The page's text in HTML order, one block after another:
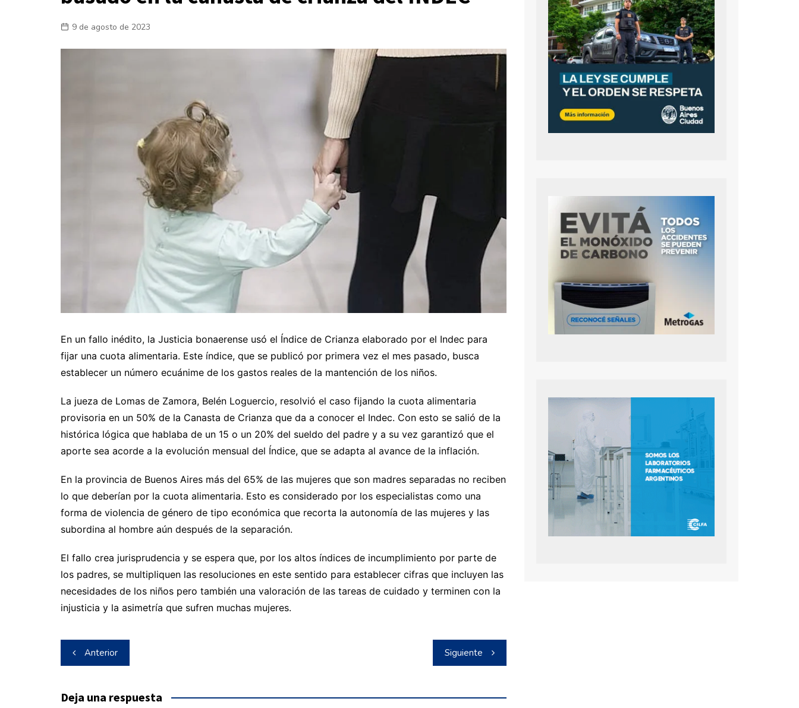
9 de agosto de 2023
En un fallo inédito, la Justicia bonaerense usó el Índice de Crianza elaborado por el Indec para
fijar una cuota alimentaria. Este índice, que se publicó por primera vez el mes pasado, busca
establecer un número ecuánime de los gastos reales de la mantención de los niños.
La jueza de Lomas de Zamora, Belén Loguercio, resolvió el caso fijando la cuota alimentaria
provisoria en un 50% de la Canasta de Crianza que da a conocer el Indec. Con esto se salió de la
histórica lógica que hablaba de un 15 o un 20% del sueldo del padre y a su vez garantizó que el
aporte sea acorde a la evolución mensual del Índice, que se adapta al avance de la inflación.
En la provincia de Buenos Aires más del 65% de las mujeres que son madres separadas no reciben
lo que deberían por la cuota alimentaria. Esto es considerado por los especialistas como una
forma de violencia de género de tipo económica que recorta la autonomía de las mujeres y las
subordina al hombre aún después de la separación.
El fallo crea jurisprudencia y se espera que, por los altos índices de incumplimiento por parte de
los padres, se multipliquen las resoluciones en este sentido para establecer cifras que incluyen las
necesidades de los niños pero también una valoración de las tareas de cuidado y terminen con la
injusticia y la asimetría que sufren muchas mujeres.
Navegación
de
entradas
Anterior Siguiente
Deja una respuesta